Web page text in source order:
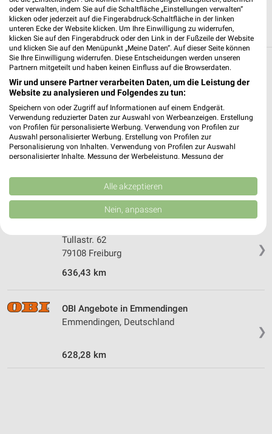
Weitere OBI Geschäfte mit Angeboten in
und um Breisach (Rhein)
5 Geschäfte und Orte
OBI Angebote in Freiburg-Süd
Freiburg-Süd, Deutschland
642,15 km
❯
Tullastr. 62
79108 Freiburg
636,43 km
❯
OBI Angebote in Emmendingen
Emmendingen, Deutschland
628,28 km
oder verwalten, indem Sie auf die Schaltfläche „Einstellungen verwalten“
klicken oder jederzeit auf die Fingerabdruck-Schaltfläche in der linken
unteren Ecke der Website klicken. Um Ihre Einwilligung zu widerrufen,
klicken Sie auf den Fingerabdruck oder den Link in der Fußzeile der Website
und klicken Sie auf den Menüpunkt „Meine Daten“. Auf dieser Seite können
Sie Ihre Einwilligung widerrufen. Diese Entscheidungen werden unseren
Partnern mitgeteilt und haben keinen Einfluss auf die Browserdaten.
Wir und unsere Partner verarbeiten Daten, um die Leistung der
Website zu analysieren und Folgendes zu tun:
Speichern von oder Zugriff auf Informationen auf einem Endgerät.
Verwendung reduzierter Daten zur Auswahl von Werbeanzeigen. Erstellung
von Profilen für personalisierte Werbung. Verwendung von Profilen zur
Auswahl personalisierter Werbung. Erstellung von Profilen zur
Personalisierung von Inhalten. Verwendung von Profilen zur Auswahl
personalisierter Inhalte. Messung der Werbeleistung. Messung der
Kombinationen von Daten aus verschiedenen Quellen. Entwicklung und
Verbesserung der Angebote. Verwendung reduzierter Daten zur Auswahl
von Inhalten.
Daten können außerhalb der Europäischen Union weitergegeben und in die
USA gesendet werden.
Website/App.
Partnerliste anzeigen (1 IAB-Anbieter)
Wir nutzen Ihre Daten für folgende Zwecke:
Speichern von oder Zugriff auf Informationen
auf einem Endgerät
Alle akzeptieren
Nein, anpassen